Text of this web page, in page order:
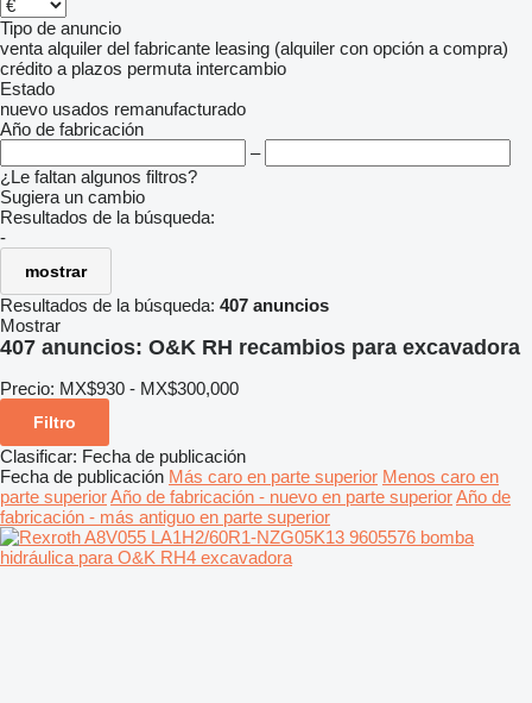
Tipo de anuncio
venta alquiler del fabricante leasing (alquiler con opción a compra)
crédito a plazos permuta intercambio
Estado
nuevo usados remanufacturado
Año de fabricación
–
¿Le faltan algunos filtros?
Sugiera un cambio
Resultados de la búsqueda:
-
mostrar
Resultados de la búsqueda: 407 anuncios
Mostrar
407 anuncios: O&K RH recambios para excavadora
Precio: MX$930 - MX$300,000
Filtro
Clasificar: Fecha de publicación
Fecha de publicación Más caro en parte superior Menos caro en
parte superiorAño de fabricación - nuevo en parte superiorAño de
fabricación - más antiguo en parte superior